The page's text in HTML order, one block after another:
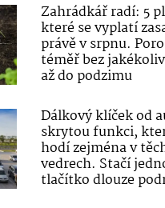
Zahrádkář radí: 5
které se vyplatí
právě v srpnu.
téměř bez
až do podzimu
Dálkový klíček od
skrytou funkci,
hodí zejména v
vedrech. Stačí
tlačítko dlouze